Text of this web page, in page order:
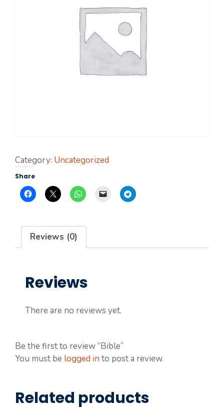
Category: Uncategorized
Share
Reviews (0)
Reviews
There are no reviews yet.
Be the first to review “Bible”
You must be logged in to post a review.
Related products